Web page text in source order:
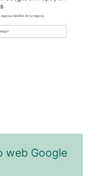
web Google